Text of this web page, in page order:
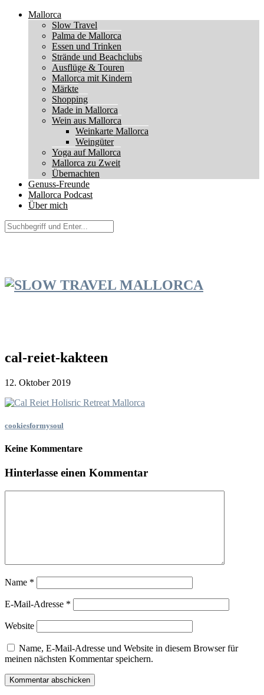
Mallorca
Slow Travel
Palma de Mallorca
Essen und Trinken
Strände und Beachclubs
Ausflüge & Touren
Mallorca mit Kindern
Märkte
Shopping
Made in Mallorca
Wein aus Mallorca
Weinkarte Mallorca
Weingüter
Yoga auf Mallorca
Mallorca zu Zweit
Übernachten
Genuss-Freunde
Mallorca Podcast
Über mich
cal-reiet-kakteen
12. Oktober 2019
cookiesformysoul
Keine Kommentare
Hinterlasse einen Kommentar
Name *
E-Mail-Adresse *
Website
Name, E-Mail-Adresse und Website in diesem Browser für
meinen nächsten Kommentar speichern.